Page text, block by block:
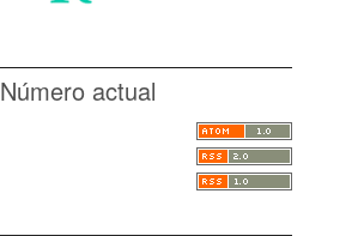
Número actual